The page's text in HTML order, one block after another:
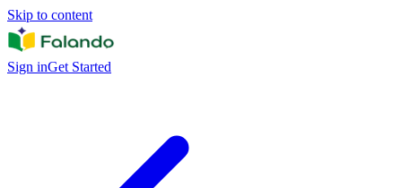
Skip to content
Sign inGet Started